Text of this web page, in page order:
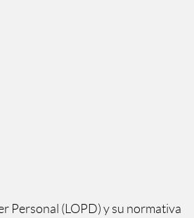
Personal (LOPD) y su normativa